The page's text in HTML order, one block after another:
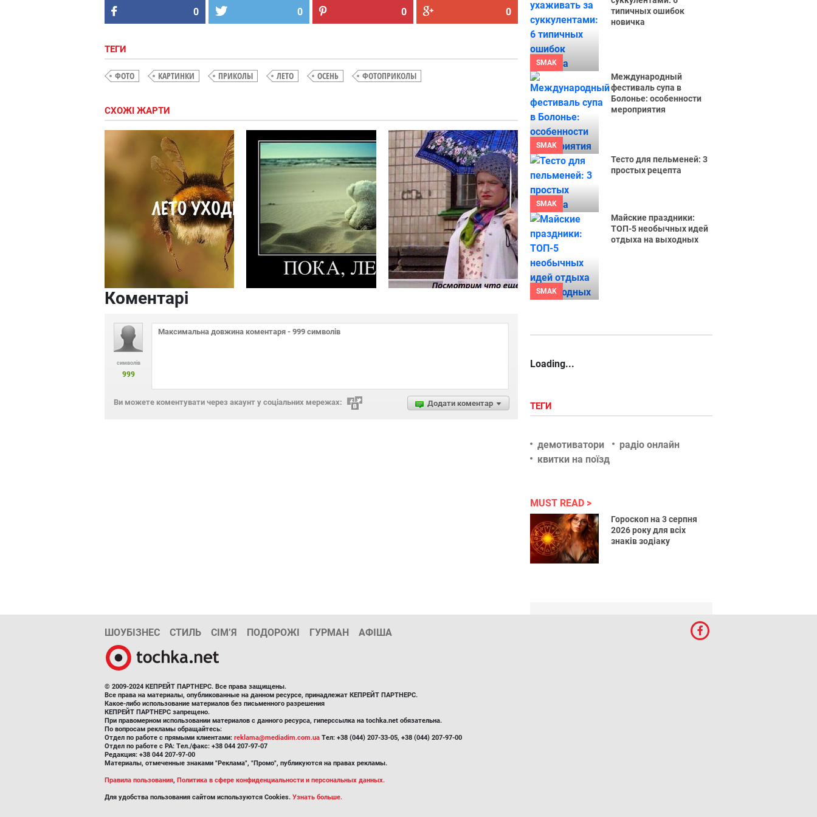
0 0 0 0
ТЕГИ
ФОТО КАРТИНКИ ПРИКОЛЫ ЛЕТО ОСЕНЬ ФОТОПРИКОЛЫ
СХОЖІ ЖАРТИ
йде
ТОП кращих
демотиваторів
про осінь
худнути?
Коментарі
символів
999
Додати коментар
Ви можете коментувати через акаунт у соціальних мережах:
SMAK
типичных ошибок
новичка
SMAK
Международный
фестиваль супа в
Болонье: особенности
мероприятия
SMAK
Тесто для пельменей: 3
простых рецепта
SMAK
Майские праздники:
ТОП-5 необычных идей
отдыха на выходных
Loading...
ТЕГИ
демотиватори
радіо онлайн
квитки на поїзд
MUST READ
Гороскоп на 3 серпня
2026 року для всіх
знаків зодіаку
ШОУБІЗНЕС СТИЛЬ СІМ’Я ПОДОРОЖІ ГУРМАН АФІША
© 2009-2024 КЕПРЕЙТ ПАРТНЕРС. Все права защищены.
Все права на материалы, опубликованные на данном ресурсе, принадлежат КЕПРЕЙТ ПАРТНЕРС.
Какое-либо использование материалов без письменного разрешения
КЕПРЕЙТ ПАРТНЕРС запрещено.
При правомерном использовании материалов с данного ресурса, гиперссылка на tochka.net обязательна.
По вопросам рекламы обращайтесь:
Отдел по работе с прямыми клиентами: reklama@mediadim.com.ua Тел: +38 (044) 207-33-05, +38 (044) 207-97-00
Отдел по работе с РА: Тел./факс: +38 044 207-97-07
Редакция: +38 044 207-97-00
Материалы, отмеченные знаками "Реклама", "Промо", публикуются на правах рекламы.
Правила пользования, Политика в сфере конфиденциальности и персональных данных.
Для удобства пользования сайтом используются Cookies. Узнать больше.